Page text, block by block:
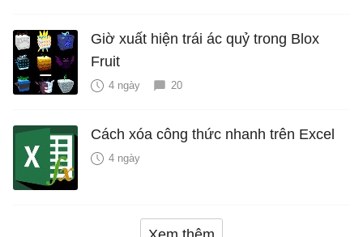
Giờ xuất hiện trái ác quỷ trong Blox
Fruit
4 ngày 20
Cách xóa công thức nhanh trên Excel
4 ngày